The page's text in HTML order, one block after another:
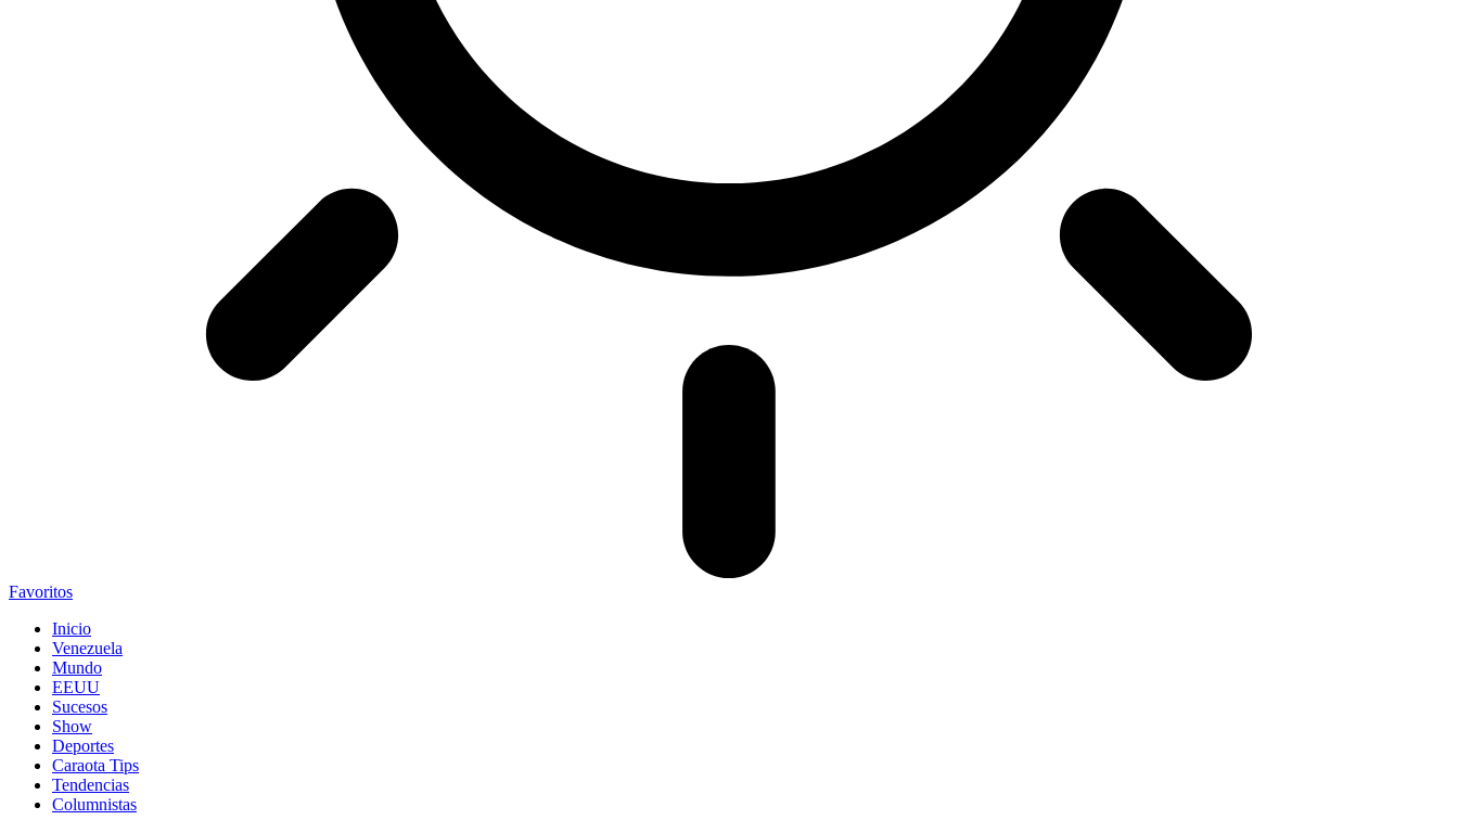
Favoritos
Inicio
Venezuela
Mundo
EEUU
Sucesos
Show
Deportes
Caraota Tips
Tendencias
Columnistas